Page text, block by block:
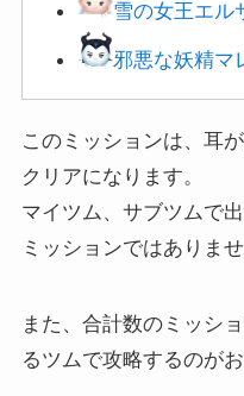
雪の女王エル
邪悪な妖精マ
このミッションは、耳
クリアになります。
マイツム、サブツムで
ミッションではありませ
また、合計数のミッシ
るツムで攻略するのがお